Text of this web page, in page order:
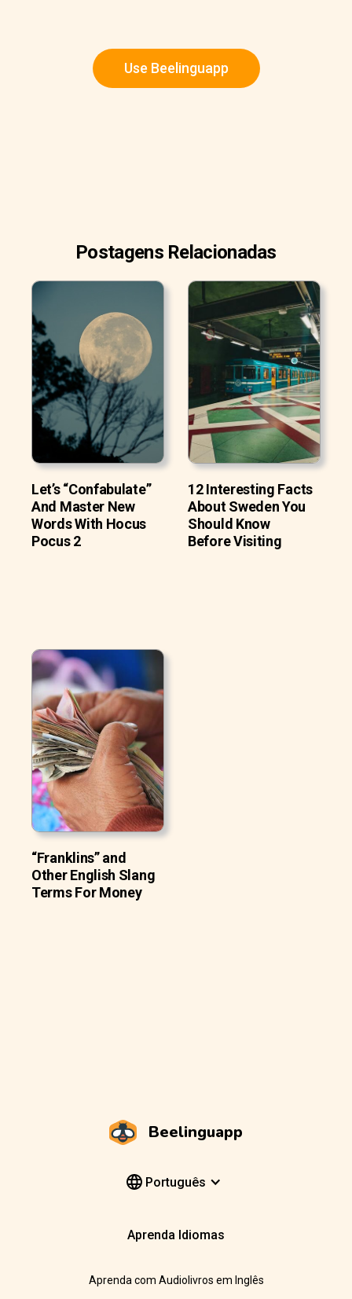
Use Beelinguapp
Postagens Relacionadas
Let’s “Confabulate”
And Master New
Words With Hocus
Pocus 2
12 Interesting Facts
About Sweden You
Should Know
Before Visiting
“Franklins” and
Other English Slang
Terms For Money
Beelinguapp
Português
Aprenda Idiomas
Aprenda com Audiolivros em Inglês